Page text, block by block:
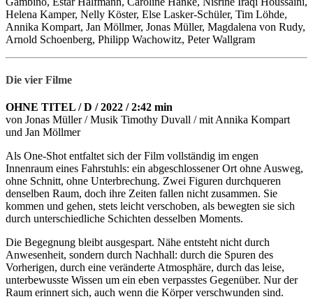
Helena Kamper, Nelly Köster, Else Lasker-Schüler, Tim Löhde,
Annika Kompart, Jan Möllmer, Jonas Müller, Magdalena von Rudy,
Arnold Schoenberg, Philipp Wachowitz, Peter Wallgram
Die vier Filme
OHNE TITEL / D / 2022 / 2:42 min
von Jonas Müller / Musik Timothy Duvall / mit Annika Kompart
und Jan Möllmer
Als One-Shot entfaltet sich der Film vollständig im engen
Innenraum eines Fahrstuhls: ein abgeschlossener Ort ohne Ausweg,
ohne Schnitt, ohne Unterbrechung. Zwei Figuren durchqueren
denselben Raum, doch ihre Zeiten fallen nicht zusammen. Sie
kommen und gehen, stets leicht verschoben, als bewegten sie sich
durch unterschiedliche Schichten desselben Moments.
Die Begegnung bleibt ausgespart. Nähe entsteht nicht durch
Anwesenheit, sondern durch Nachhall: durch die Spuren des
Vorherigen, durch eine veränderte Atmosphäre, durch das leise,
unterbewusste Wissen um ein eben verpasstes Gegenüber. Nur der
Raum erinnert sich, auch wenn die Körper verschwunden sind.